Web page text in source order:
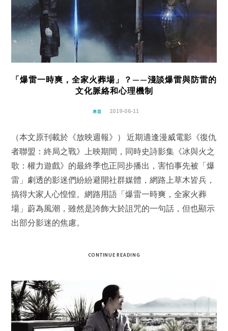
「爆雷一時爽，全家火葬場」？——淺談爆雷與防雷的
文化脈絡和心理機制
專題 2019-06-11
（本文原刊載於《放映週報》） 近期適逢漫威電影《復仇
者聯盟：終局之戰》上映期間，同時史詩影集《冰與火之
歌：權力遊戲》的最終季也正同步播出，害怕事先被「爆
雷」劇透的影迷們紛紛避開社群媒體，網路上草木皆兵，
搞得大家人心惶惶。網路用語「爆雷一時爽，全家火葬
場」蔚為風潮，雖然是誇飾大於詛咒的一句話，但也顯示
出部分影迷的焦慮。
CONTINUE READING